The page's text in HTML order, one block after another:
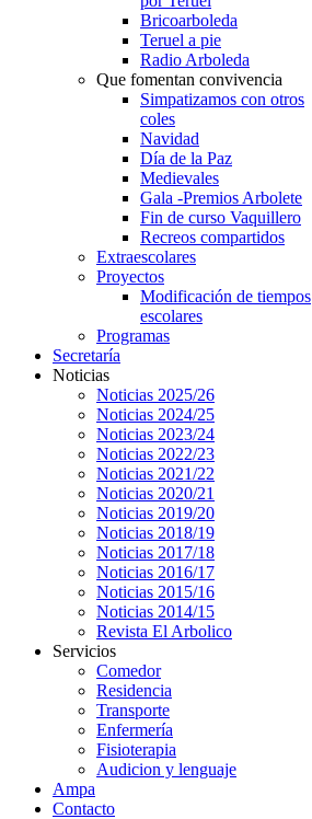
Bricoarboleda
Teruel a pie
Radio Arboleda
Que fomentan convivencia
Simpatizamos con otros
coles
Navidad
Día de la Paz
Medievales
Gala -Premios Arbolete
Fin de curso Vaquillero
Recreos compartidos
Extraescolares
Proyectos
Modificación de tiempos
escolares
Programas
Secretaría
Noticias
Noticias 2025/26
Noticias 2024/25
Noticias 2023/24
Noticias 2022/23
Noticias 2021/22
Noticias 2020/21
Noticias 2019/20
Noticias 2018/19
Noticias 2017/18
Noticias 2016/17
Noticias 2015/16
Noticias 2014/15
Revista El Arbolico
Servicios
Comedor
Residencia
Transporte
Enfermería
Fisioterapia
Audicion y lenguaje
Ampa
Contacto